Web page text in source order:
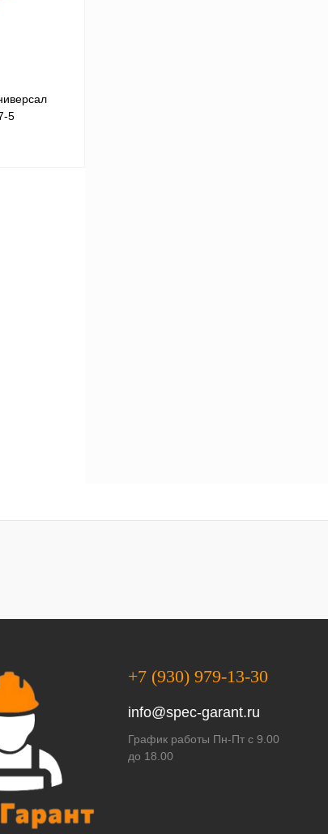
5
+7 (930) 979-13-30
info@spec-garant.ru
График работы Пн-Пт с 9.00
до 18.00